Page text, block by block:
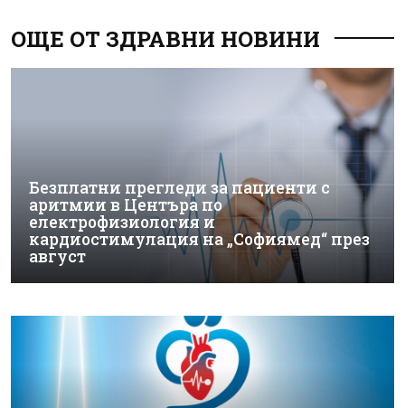
ОЩЕ ОТ ЗДРАВНИ НОВИНИ
Безплатни прегледи за пациенти с
аритмии в Центъра по
електрофизиология и
кардиостимулация на „Софиямед“ през
август